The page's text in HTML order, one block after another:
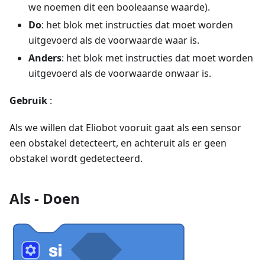
we noemen dit een booleaanse waarde).
Do: het blok met instructies dat moet worden
uitgevoerd als de voorwaarde waar is.
Anders: het blok met instructies dat moet worden
uitgevoerd als de voorwaarde onwaar is.
Gebruik :
Als we willen dat Eliobot vooruit gaat als een sensor
een obstakel detecteert, en achteruit als er geen
obstakel wordt gedetecteerd.
Als - Doen